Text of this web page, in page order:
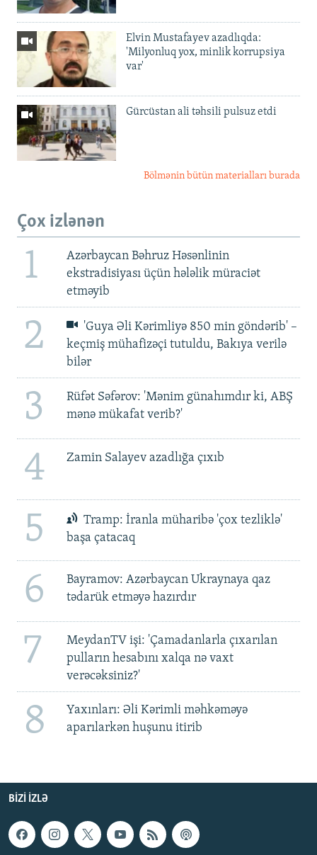
Elvin Mustafayev azadlıqda:
'Milyonluq yox, minlik korrupsiya
var'
Gürcüstan ali təhsili pulsuz etdi
Bölmənin bütün materialları burada
Çox izlənən
1
Azərbaycan Bəhruz Həsənlinin
ekstradisiyası üçün hələlik müraciət
etməyib
2
'Guya Əli Kərimliyə 850 min göndərib' –
keçmiş mühafizəçi tutuldu, Bakıya verilə
bilər
3
Rüfət Səfərov: 'Mənim günahımdır ki, ABŞ
mənə mükafat verib?'
4 Zamin Salayev azadlığa çıxıb
5
Tramp: İranla müharibə 'çox tezliklə'
başa çatacaq
6
Bayramov: Azərbaycan Ukraynaya qaz
tədarük etməyə hazırdır
7
MeydanTV işi: 'Çamadanlarla çıxarılan
pulların hesabını xalqa nə vaxt
verəcəksiniz?'
8
Yaxınları: Əli Kərimli məhkəməyə
aparılarkən huşunu itirib
BIZI IZLƏ